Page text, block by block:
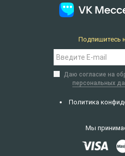
Мы
Политика
Подпишитесь
Даю согласие на
персональных